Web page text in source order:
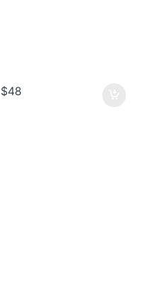
$48